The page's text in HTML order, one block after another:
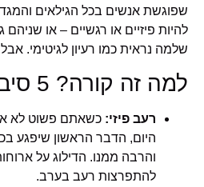
שפוגשת אנשים בכל הגילאים
להיות פיזיים או רגשיים – או
שלמה נראית כמו רעיון לגיטימי.
למה זה קורה? 5 סיבות מפתיעות
רעב פיזי: כשאתם פשוט לא
היום, הדבר הראשון שיפגע
והרבה ממנו. הדילוג על
להתפרצות רעב בערב.